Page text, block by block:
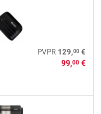
PVPR 129,00€
99,00€